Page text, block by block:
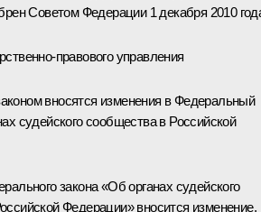
Советом Федерации 1 декабря 2010
правового управления
вносятся изменения в Федеральный
судейского сообщества в Российской
закона «Об органах судейского
Федерации» вносится изменение,